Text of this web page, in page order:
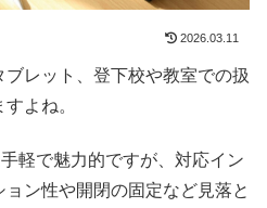
2026.03.11
レット、登下校や教室での扱
よね。
軽で魅力的ですが、対応イン
ン性や開閉の固定など見落と